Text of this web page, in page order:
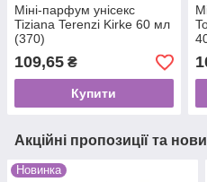
Міні-парфум унісекс
Tiziana Terenzi Kirke 60 мл
(370)
109,65 ₴
Купити
Акційні пропозиції та
Новинка